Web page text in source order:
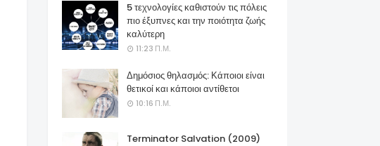
5 τεχνολογίες καθιστούν τις πόλεις
πιο έξυπνες και την ποιότητα ζωής
καλύτερη
11:23 Π.Μ.
Δημόσιος θηλασμός: Κάποιοι είναι
θετικοί και κάποιοι αντίθετοι
10:16 Π.Μ.
Terminator Salvation (2009)